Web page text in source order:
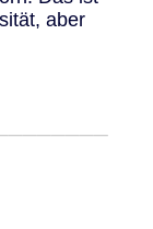
aber